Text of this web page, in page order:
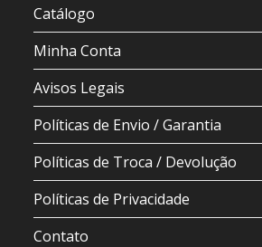
Catálogo
Minha Conta
Avisos Legais
Políticas de Envio / Garantia
Políticas de Troca / Devolução
Políticas de Privacidade
Contato